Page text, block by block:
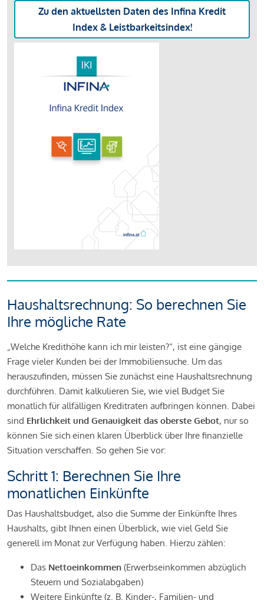
Zu den aktuellsten Daten des Infina Kredit
Index & Leistbarkeitsindex!
Haushaltsrechnung: So berechnen Sie
Ihre mögliche Rate
„Welche Kredithöhe kann ich mir leisten?“, ist eine gängige
Frage vieler Kunden bei der Immobiliensuche. Um das
herauszufinden, müssen Sie zunächst eine Haushaltsrechnung
durchführen. Damit kalkulieren Sie, wie viel Budget Sie
monatlich für allfälligen Kreditraten aufbringen können. Dabei
sind Ehrlichkeit und Genauigkeit das oberste Gebot, nur so
können Sie sich einen klaren Überblick über Ihre finanzielle
Situation verschaffen. So gehen Sie vor:
Schritt 1: Berechnen Sie Ihre
monatlichen Einkünfte
Das Haushaltsbudget, also die Summe der Einkünfte Ihres
Haushalts, gibt Ihnen einen Überblick, wie viel Geld Sie
generell im Monat zur Verfügung haben. Hierzu zählen:
Das Nettoeinkommen (Erwerbseinkommen abzüglich
Steuern und Sozialabgaben)
Weitere Einkünfte (z. B. Kinder-, Familien- und